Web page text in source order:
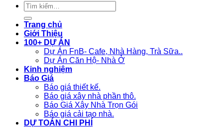
Tìm
kiếm:
Trang chủ
Giới Thiệu
100+ DỰ ÁN
Dự Án FnB- Cafe, Nhà Hàng, Trà Sữa..
Dự Án Căn Hộ- Nhà Ở
Kinh nghiệm
Báo Giá
Báo giá thiết kế.
Báo giá xây nhà phần thô.
Báo Giá Xây Nhà Trọn Gói
Báo giá cải tạo nhà.
DỰ TOÁN CHI PHÍ